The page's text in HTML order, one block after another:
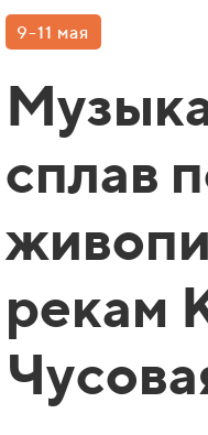
9-11 мая
сплав
рекам